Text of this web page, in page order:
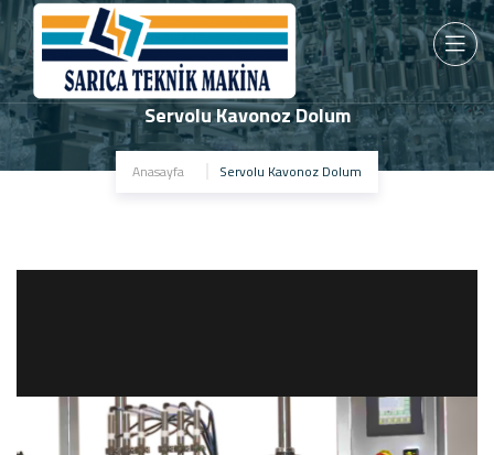
Servolu Kavonoz Dolum
Anasayfa Servolu Kavonoz Dolum